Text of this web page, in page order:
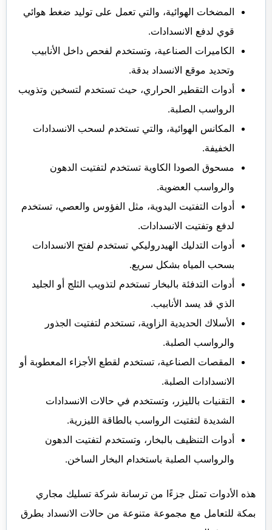
المضخات الهوائية، والتي تعمل على توليد ضغط هوائي
قوي لدفع الانسدادات.
الكاميرات الصناعية، وتستخدم لفحص داخل الأنابيب
وتحديد موقع الانسداد بدقة.
أدوات التقطير الحراري، حيث تستخدم لتسخين وتذويب
الرواسب الصلبة.
المكانس الهوائية، والتي تستخدم لسحب الانسدادات
الخفيفة.
مسحوق الصودا الكاوية تستخدم لتفتيت الدهون
والرواسب العضوية.
أدوات التفتيت اليدوية، مثل الفؤوس والعصي، تستخدم
لدفع وتفتيت الانسدادات.
أدوات التدليك الهيدروليكي تستخدم لفتح الانسدادات
بسحب المياه بشكل سريع.
أدوات التدفئة بالبخار تستخدم لتذويب الثلج أو الجليد
الذي قد يسد الأنابيب.
الأسلاك الحديدية الزاوية، تستخدم لتفتيت الجذور
والرواسب الصلبة.
المقصات الصناعية، تستخدم لقطع الأجزاء المعطوبة أو
الانسدادات الصلبة.
التقنيات بالليزر، وتستخدم في حالات الانسدادات
الشديدة لتفتيت الرواسب بالطاقة الليزرية.
أدوات التنظيف بالبخار، وتستخدم لتفتيت الدهون
والرواسب الصلبة باستخدام البخار الساخن.
هذه الأدوات تمثل جزءًا من ترسانة شركة تسليك مجاري
بمكة للتعامل مع مجموعة متنوعة من حالات الانسداد بطرق